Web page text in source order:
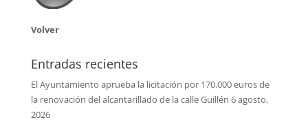
Volver
Entradas recientes
El Ayuntamiento aprueba la licitación por 170.000 euros de
la renovación del alcantarillado de la calle Guillén 6 agosto,
2026